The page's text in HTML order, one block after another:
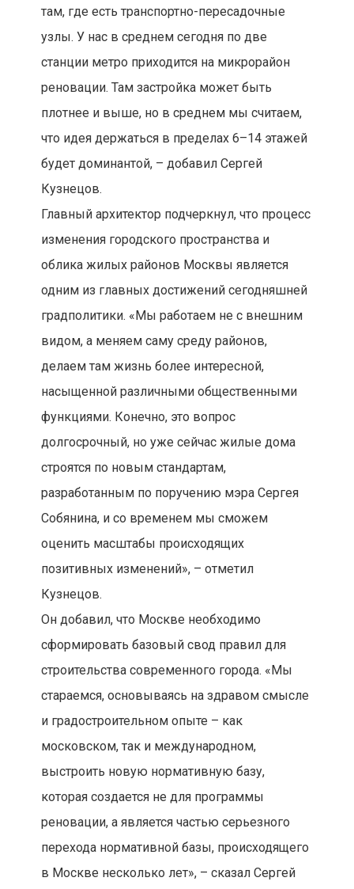
там, где есть транспортно-пересадочные
узлы. У нас в среднем сегодня по две
станции метро приходится на микрорайон
реновации. Там застройка может быть
плотнее и выше, но в среднем мы считаем,
что идея держаться в пределах 6–14 этажей
будет доминантой, – добавил Сергей
Кузнецов.
Главный архитектор подчеркнул, что процесс
изменения городского пространства и
облика жилых районов Москвы является
одним из главных достижений сегодняшней
градполитики. «Мы работаем не с внешним
видом, а меняем саму среду районов,
делаем там жизнь более интересной,
насыщенной различными общественными
функциями. Конечно, это вопрос
долгосрочный, но уже сейчас жилые дома
строятся по новым стандартам,
разработанным по поручению мэра Сергея
Собянина, и со временем мы сможем
оценить масштабы происходящих
позитивных изменений», – отметил
Кузнецов.
Он добавил, что Москве необходимо
сформировать базовый свод правил для
строительства современного города. «Мы
стараемся, основываясь на здравом смысле
и градостроительном опыте – как
московском, так и международном,
выстроить новую нормативную базу,
которая создается не для программы
реновации, а является частью серьезного
перехода нормативной базы, происходящего
в Москве несколько лет», – сказал Сергей